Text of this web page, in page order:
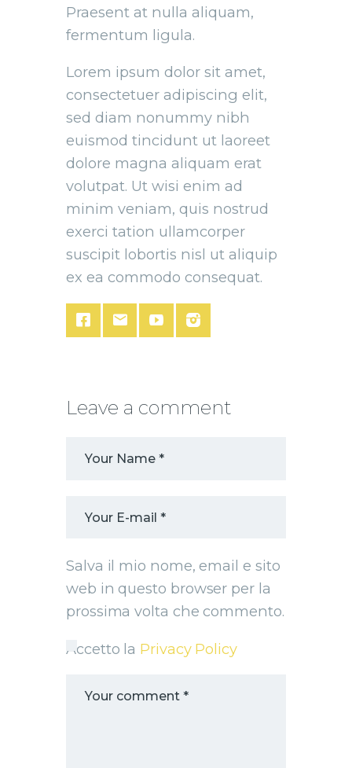
Praesent at nulla aliquam,
fermentum ligula.
Lorem ipsum dolor sit amet,
consectetuer adipiscing elit,
sed diam nonummy nibh
euismod tincidunt ut laoreet
dolore magna aliquam erat
volutpat. Ut wisi enim ad
minim veniam, quis nostrud
exerci tation ullamcorper
suscipit lobortis nisl ut aliquip
ex ea commodo consequat.
Leave a comment
Salva il mio nome, email e sito
web in questo browser per la
prossima volta che commento.
Accetto la Privacy Policy